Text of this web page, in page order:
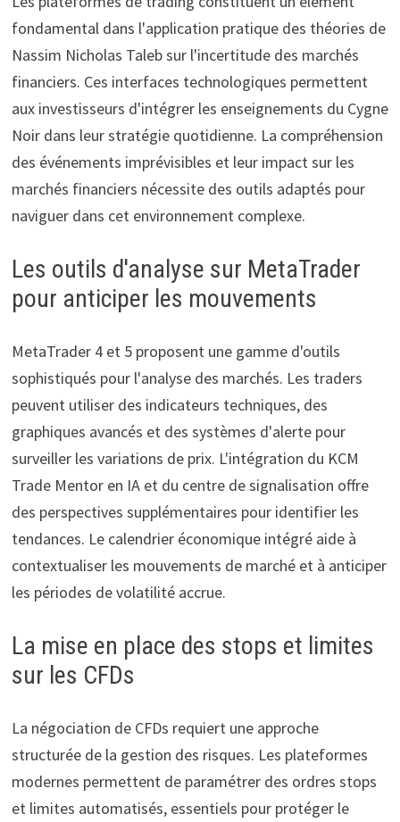
fondamental dans l'application pratique des théories de
Nassim Nicholas Taleb sur l'incertitude des marchés
financiers. Ces interfaces technologiques permettent
aux investisseurs d'intégrer les enseignements du Cygne
Noir dans leur stratégie quotidienne. La compréhension
des événements imprévisibles et leur impact sur les
marchés financiers nécessite des outils adaptés pour
naviguer dans cet environnement complexe.
Les outils d'analyse sur MetaTrader
pour anticiper les mouvements
MetaTrader 4 et 5 proposent une gamme d'outils
sophistiqués pour l'analyse des marchés. Les traders
peuvent utiliser des indicateurs techniques, des
graphiques avancés et des systèmes d'alerte pour
surveiller les variations de prix. L'intégration du KCM
Trade Mentor en IA et du centre de signalisation offre
des perspectives supplémentaires pour identifier les
tendances. Le calendrier économique intégré aide à
contextualiser les mouvements de marché et à anticiper
les périodes de volatilité accrue.
La mise en place des stops et limites
sur les CFDs
La négociation de CFDs requiert une approche
structurée de la gestion des risques. Les plateformes
modernes permettent de paramétrer des ordres stops
et limites automatisés, essentiels pour protéger le